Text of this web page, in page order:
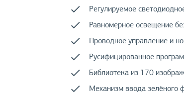
Регулируемое
Равномерное освещение
Проводное управление и
Русифицированное
Библиотека из 170
Механизм ввода зелёного